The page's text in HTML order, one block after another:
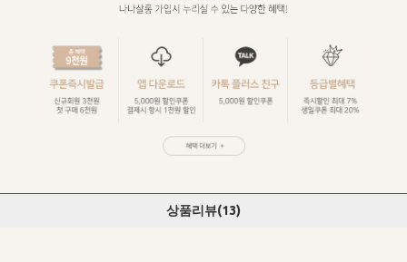
상품리뷰(13)